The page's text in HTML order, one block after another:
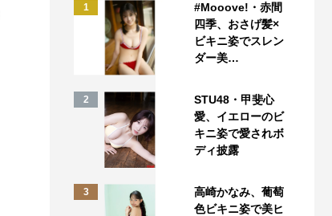
1
#Mooove!・赤間
四季、おさげ髪×
ビキニ姿でスレン
ダー美…
2
STU48・甲斐心
愛、イエローのビ
キニ姿で愛されボ
ディ披露
3
高崎かなみ、葡萄
色ビキニ姿で美ヒ